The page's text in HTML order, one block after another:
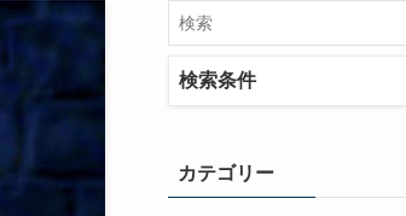
検索条件
カテゴリー